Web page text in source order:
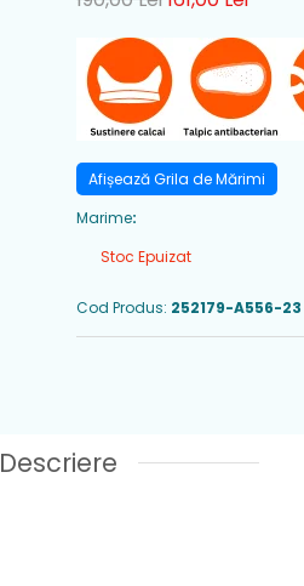
Afișează Grila de Mărimi
Marime:
Stoc Epuizat
Cod Produs: 252179-A556-23
Descriere